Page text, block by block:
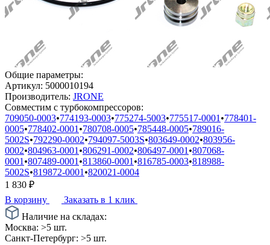
Общие параметры:
Артикул: 5000010194
Производитель: JRONE
Совместим с турбокомпрессоров:
709050-0003•774193-0003•775274-5003•775517-0001 •778401-
0005•778402-0001 •780708-0005•785448-0005•789016-
5002S•792290-0002•794097-5003S•803649-0002•803956-
0002•804963-0001 •806291-0002•806497-0001 •807068-
0001 •807489-0001 •813860-0001 •816785-0003•818988-
5002S•819872-0001 •820021-0004
1 830 ₽
В корзину
Заказать в 1 клик
Наличие на складах:
Москва: >5 шт.
Санкт-Петербург: >5 шт.